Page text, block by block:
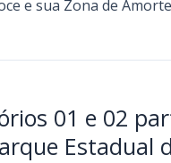
e sua Zona de
01 e 02
Estadual